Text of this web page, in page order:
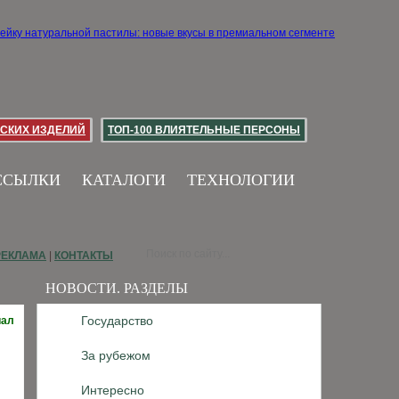
ИЗДЕЛИЙ ТОП-100 ВЛИЯТЕЛЬНЫЕ ПЕРСОНЫ
КАТАЛОГИ ТЕХНОЛОГИИ
НОВОСТИ. РАЗДЕЛЫ
Государство
За рубежом
Интересно
КОНТАКТЫ